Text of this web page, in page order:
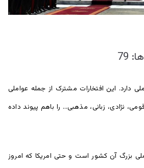
ییزو څېړنو
79
دارد. این افتخارات مشترک از جمله عواملی
نژادی، زبانی، مذهبی… را باهم پیوند داده
بزرگ آن کشور است و حتی امریکا که امروز